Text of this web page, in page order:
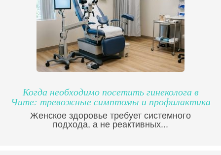
Когда необходимо посетить гинеколога в
Чите: тревожные симптомы и профилактика
Женское здоровье требует системного
подхода, а не реактивных...